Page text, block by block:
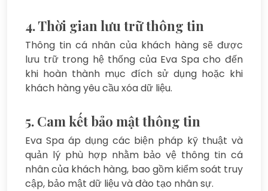
4. Thời gian lưu trữ thông tin
Thông tin cá nhân của khách hàng sẽ được
lưu trữ trong hệ thống của Eva Spa cho đến
khi hoàn thành mục đích sử dụng hoặc khi
khách hàng yêu cầu xóa dữ liệu.
5. Cam kết bảo mật thông tin
Eva Spa áp dụng các biện pháp kỹ thuật và
quản lý phù hợp nhằm bảo vệ thông tin cá
nhân của khách hàng, bao gồm kiểm soát truy
cập, bảo mật dữ liệu và đào tạo nhân sự.